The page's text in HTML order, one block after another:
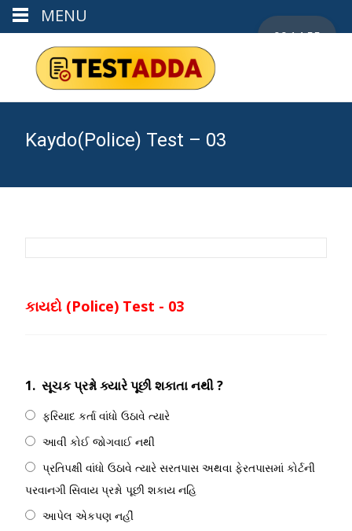
Kaydo(Police) Test – 03
00:14:55
કાયદો (Police) Test - 03
1. સૂચક પ્રશ્નો ક્યારે પૂછી શકાતા નથી ?
ફરિયાદ કર્તા વાંધો ઉઠાવે ત્યારે
આવી કોઈ જોગવાઈ નથી
પ્રતિપક્ષી વાંધો ઉઠાવે ત્યારે સરતપાસ અથવા ફેરતપાસમાં કોર્ટની
પરવાનગી સિવાય પ્રશ્નો પૂછી શકાય નહિ
આપેલ એકપણ નહીં
MENU